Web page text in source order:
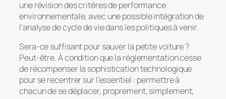
une révision des critères de performance
environnementale, avec une possible intégration de
l’analyse de cycle de vie dans les politiques à venir.
Sera-ce suffisant pour sauver la petite voiture ?
Peut-être. À condition que la réglementation cesse
de récompenser la sophistication technologique
pour se recentrer sur l’essentiel : permettre à
chacun de se déplacer, proprement, simplement,